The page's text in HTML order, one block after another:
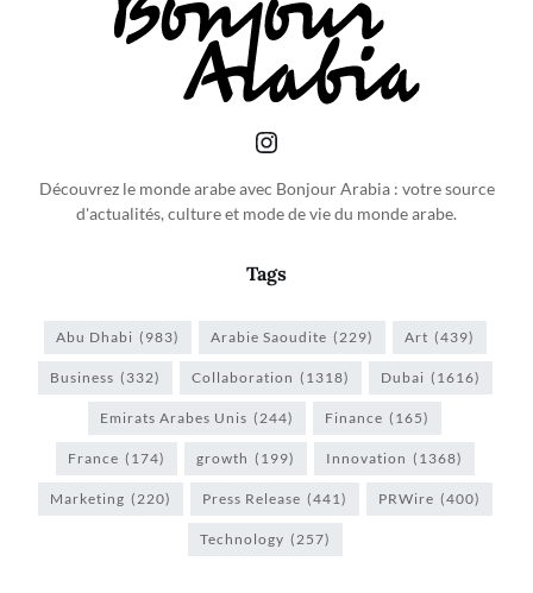
Découvrez le monde arabe avec Bonjour Arabia : votre source
d'actualités, culture et mode de vie du monde arabe.
Tags
Abu Dhabi (983) Arabie Saoudite (229) Art (439)
Business (332) Collaboration (1318) Dubai (1616)
Emirats Arabes Unis (244) Finance (165)
France (174) growth (199) Innovation (1368)
Marketing (220) Press Release (441) PRWire (400)
Technology (257)